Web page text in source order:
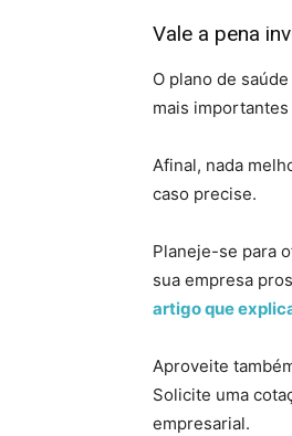
Vale a pena
O plano de
mais
Afinal, nada
caso precise.
Planeje-se para
sua empresa
artigo que
Aproveite
Solicite uma
empresarial.